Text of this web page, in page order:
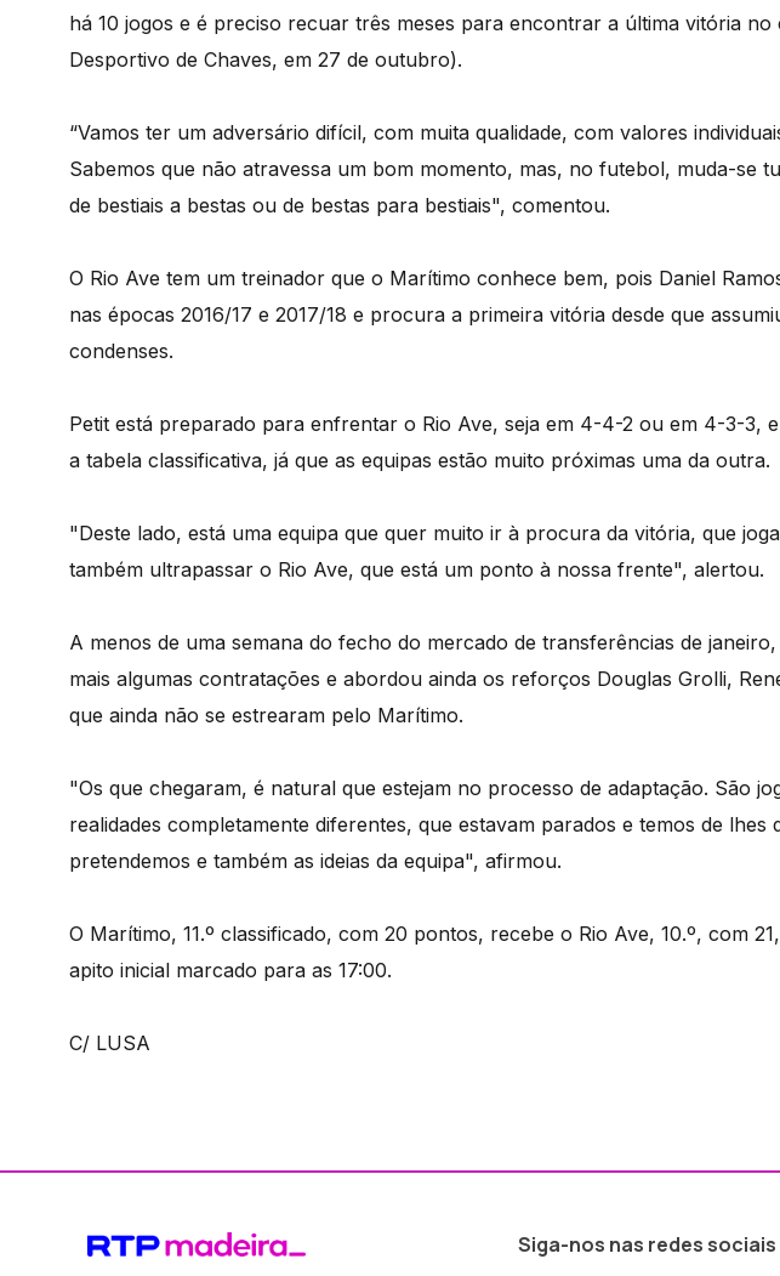
há 10 jogos e é preciso recuar três meses para encontrar a última vitória no
Desportivo de Chaves, em 27 de outubro).
“Vamos ter um adversário difícil, com muita qualidade, com valores
Sabemos que não atravessa um bom momento, mas, no futebol, muda-se
de bestiais a bestas ou de bestas para bestiais", comentou.
O Rio Ave tem um treinador que o Marítimo conhece bem, pois Daniel
nas épocas 2016/17 e 2017/18 e procura a primeira vitória desde que
condenses.
Petit está preparado para enfrentar o Rio Ave, seja em 4-4-2 ou em 4-3-3,
a tabela classificativa, já que as equipas estão muito próximas uma da outra.
"Deste lado, está uma equipa que quer muito ir à procura da vitória, que
também ultrapassar o Rio Ave, que está um ponto à nossa frente", alertou.
A menos de uma semana do fecho do mercado de transferências de
mais algumas contratações e abordou ainda os reforços Douglas Grolli,
que ainda não se estrearam pelo Marítimo.
"Os que chegaram, é natural que estejam no processo de adaptação. São
realidades completamente diferentes, que estavam parados e temos de lhes
pretendemos e também as ideias da equipa", afirmou.
O Marítimo, 11.º classificado, com 20 pontos, recebe o Rio Ave, 10.º, com
apito inicial marcado para as 17:00.
C/ LUSA
Siga-nos nas redes sociais